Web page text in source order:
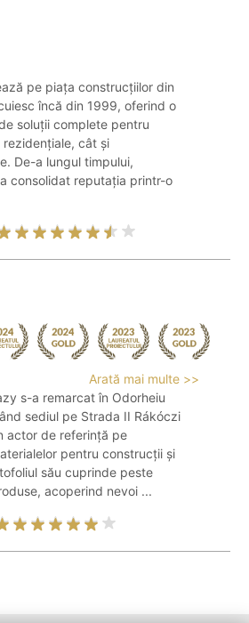
pe piața construcțiilor din
încă din 1999, oferind o
soluții complete pentru
cât și
De-a lungul timpului,
consolidat reputația printr-o
Arată mai multe >>
s-a remarcat în Odorheiu
sediul pe Strada II Rákóczi
actor de referință pe
pentru construcții și
său cuprinde peste
acoperind nevoi ...